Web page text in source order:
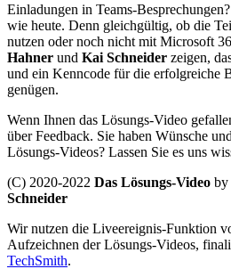
Einladungen in Teams-
wie heute. Denn gleichgültig, ob die
nutzen oder noch nicht mit Microsoft
Hahner und Kai Schneider zeigen,
und ein Kenncode für die erfolgreiche
genügen.
Wenn Ihnen das Lösungs-Video
über Feedback. Sie haben Wünsche
Lösungs-Videos? Lassen Sie es uns
(C) 2020-2022 Das Lösungs-Video by
Schneider
Wir nutzen die Liveereignis-Funktion
Aufzeichnen der Lösungs-Videos,
TechSmith.